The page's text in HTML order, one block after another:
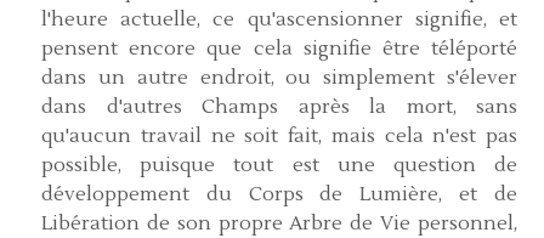
l'heure actuelle, ce qu'ascensionner signifie, et
pensent encore que cela signifie être téléporté
dans un autre endroit, ou simplement s'élever
dans d'autres Champs après la mort, sans
qu'aucun travail ne soit fait, mais cela n'est pas
possible, puisque tout est une question de
développement du Corps de Lumière, et de
Libération de son propre Arbre de Vie personnel,